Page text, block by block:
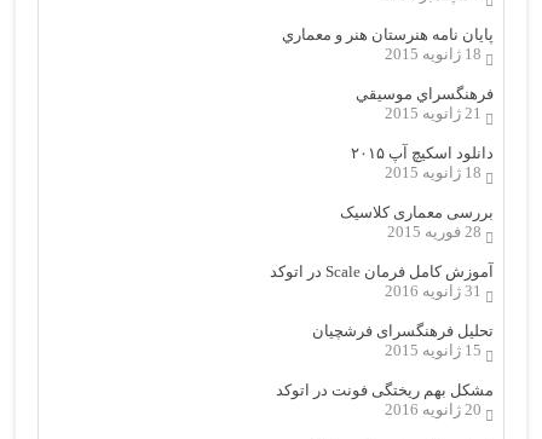
پایان نامه هنرستان هنر و معماري
18 ژانویه 2015
فرهنگسراي موسيقي
21 ژانویه 2015
دانلود اسکیچ آپ ۲۰۱۵
18 ژانویه 2015
بررسی معماری کلاسیک
28 فوریه 2015
آموزش کامل فرمان Scale در اتوکد
31 ژانویه 2016
تحلیل فرهنگسرای فرشچیان
15 ژانویه 2015
مشکل بهم ریختگی فونت در اتوکد
20 ژانویه 2016